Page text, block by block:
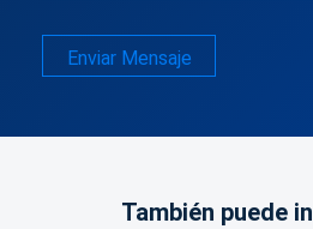
Enviar Mensaje
También puede